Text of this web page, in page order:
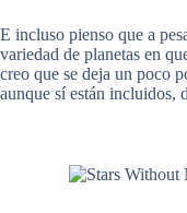
E incluso pienso que a
variedad de planetas en
creo que se deja un poco
aunque sí están incluidos,